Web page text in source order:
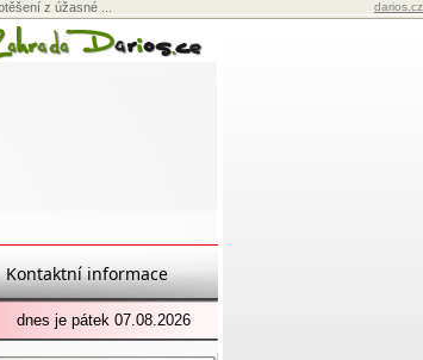
z úžasné ... darios.cz
Kontaktní informace
dnes je pátek 07.08.2026